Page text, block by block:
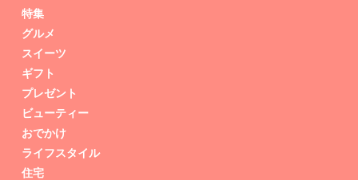
特集
グルメ
スイーツ
ギフト
プレゼント
ビューティー
おでかけ
ライフスタイル
住宅